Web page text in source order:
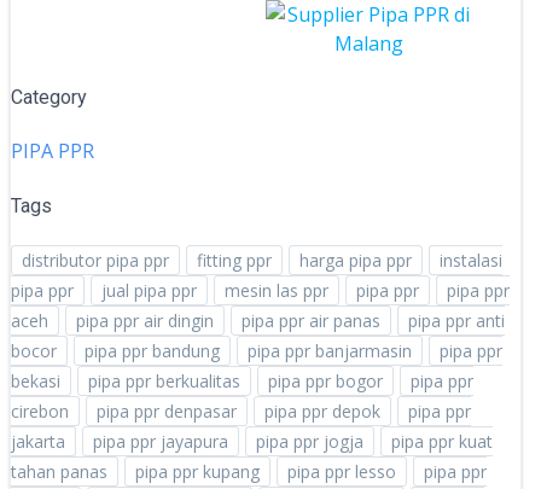
Category
PIPA PPR
Tags
distributor pipa ppr fitting ppr harga pipa ppr
instalasi
pipa ppr
jual pipa ppr mesin las ppr pipa ppr
pipa ppr
aceh
pipa ppr air dingin pipa ppr air panas
pipa ppr anti
bocor
pipa ppr bandung pipa ppr banjarmasin
pipa ppr
bekasi
pipa ppr berkualitas pipa ppr bogor
pipa ppr
cirebon
pipa ppr denpasar pipa ppr depok
pipa ppr
jakarta
pipa ppr jayapura pipa ppr jogja
pipa ppr kuat
tahan panas
pipa ppr kupang pipa ppr lesso
pipa ppr